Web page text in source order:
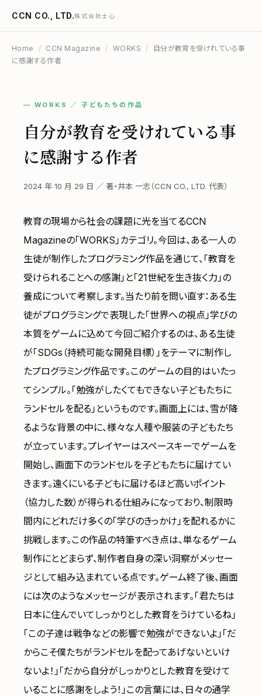
CCN CO., LTD.株式会社士心
Home / CCN Magazine / WORKS /
自分が教育を受けれている事
に感謝する作者
— WORKS ／ 子どもたちの作品
自分が教育を受けれている事
に感謝する作者
2024 年 10 月 29 日 ／ 著・井本 一志（CCN CO., LTD. 代表）
教育の現場から社会の課題に光を当てるCCN
Magazineの「WORKS」カテゴリ。今回は、ある一人の
生徒が制作したプログラミング作品を通じて、「教育を
受けられることへの感謝」と「21世紀を生き抜く力」の
養成について考察します。当たり前を問い直す：ある生
徒がプログラミングで表現した「世界への視点」学びの
本質をゲームに込めて今回ご紹介するのは、ある生徒
が「SDGs（持続可能な開発目標）」をテーマに制作し
たプログラミング作品です。このゲームの目的はいたっ
てシンプル。「勉強がしたくてもできない子どもたちに
ランドセルを配る」というものです。画面上には、雪が降
るような背景の中に、様々な人種や服装の子どもたち
が立っています。プレイヤーはスペースキーでゲームを
開始し、画面下のランドセルを子どもたちに届けてい
きます。遠くにいる子どもに届けるほど高いポイント
（協力した数）が得られる仕組みになっており、制限時
間内にどれだけ多くの「学びのきっかけ」を配れるかに
挑戦します。この作品の特筆すべき点は、単なるゲーム
制作にとどまらず、制作者自身の深い洞察がメッセー
ジとして組み込まれている点です。ゲーム終了後、画面
には次のようなメッセージが表示されます。「君たちは
日本に住んでいてしっかりとした教育をうけているね」
「この子達は戦争などの影響で勉強ができないよ」「だ
からこそ僕たちがランドセルを配ってあげないといけ
ないよ！」「だから自分がしっかりとした教育を受けて
いることに感謝をしよう！」この言葉には、日々の通学